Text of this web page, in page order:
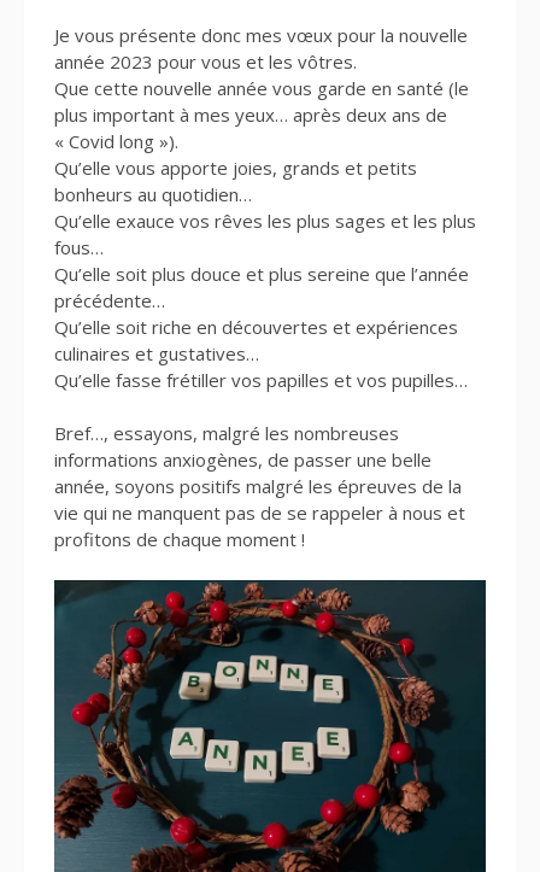
Je vous présente donc mes vœux pour la nouvelle
année 2023 pour vous et les vôtres.
Que cette nouvelle année vous garde en santé (le
plus important à mes yeux… après deux ans de
« Covid long »).
Qu’elle vous apporte joies, grands et petits
bonheurs au quotidien…
Qu’elle exauce vos rêves les plus sages et les plus
fous…
Qu’elle soit plus douce et plus sereine que l’année
précédente…
Qu’elle soit riche en découvertes et expériences
culinaires et gustatives…
Qu’elle fasse frétiller vos papilles et vos pupilles…
Bref…, essayons, malgré les nombreuses
informations anxiogènes, de passer une belle
année, soyons positifs malgré les épreuves de la
vie qui ne manquent pas de se rappeler à nous et
profitons de chaque moment !